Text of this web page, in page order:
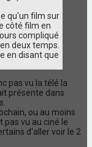
qu'un film sur
côté film en
compliqué
deux temps.
en disant que
pas vu la télé la
présente dans
ou au moins
pas vu au ciné le
d'aller voir le 2